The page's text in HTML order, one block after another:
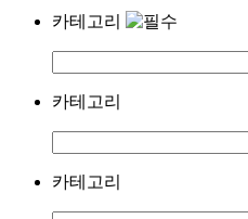
카테고리
카테고리
카테고리